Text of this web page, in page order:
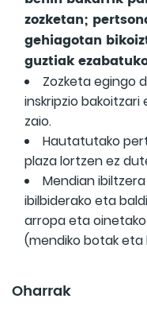
zozketan;
gehiagotan
guztiak
Zozketa egingo
inskripzio
zaio.
Hautatutako
plaza lortzen ez
Mendian
ibilbiderako eta
arropa eta
(mendiko botak
Oharrak